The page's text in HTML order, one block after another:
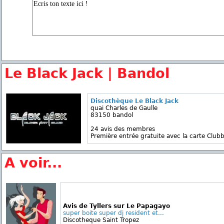
Le Black Jack | Bandol
Discothèque Le Black Jack
quai Charles de Gaulle
83150 bandol
24 avis des membres
Première entrée gratuite avec la carte
A voir...
Avis de Tyllers sur Le Papagayo
super boite super dj resident et...
Discotheque Saint Tropez